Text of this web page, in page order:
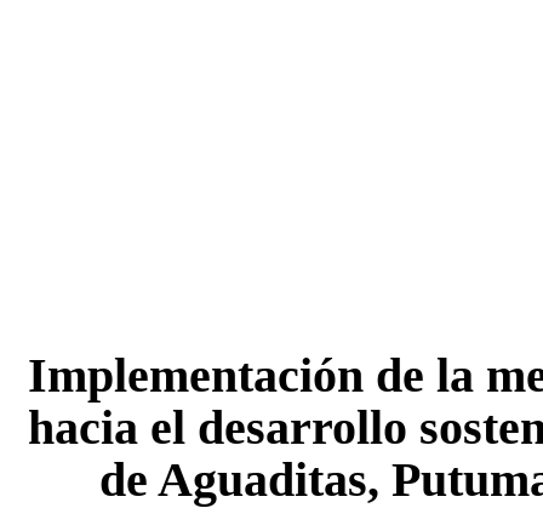
Implementación de la
hacia el desarrollo
de Aguaditas,